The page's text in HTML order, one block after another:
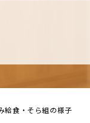
給食・そら組の様子